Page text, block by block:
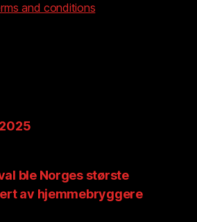
and conditions
ble Norges største
av hjemmebryggere